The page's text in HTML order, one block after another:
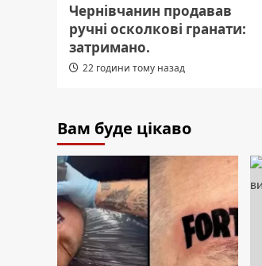
Чернівчанин продавав
ручні осколкові гранати:
затримано.
22 години тому назад
Вам буде цікаво